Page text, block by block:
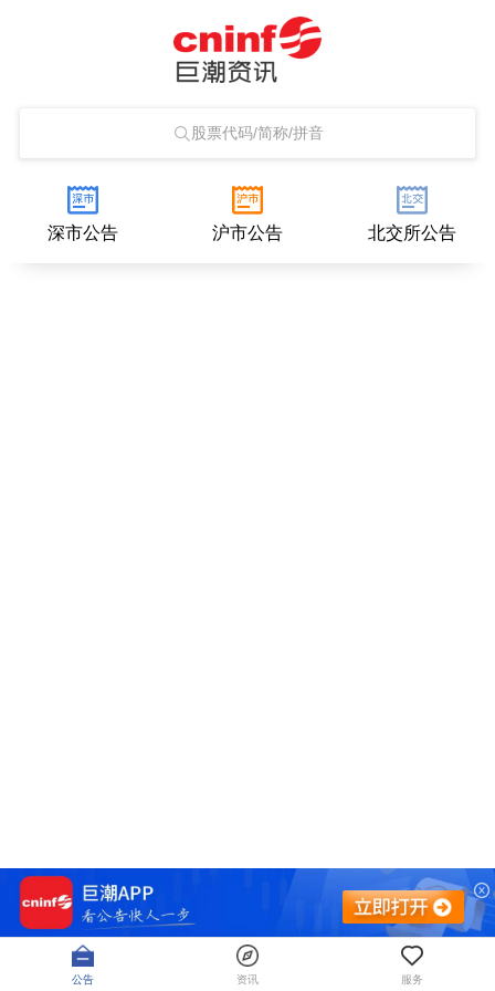
股票代码/简称/拼音
深市公告 沪市公告 北交所公告
公告 资讯 服务